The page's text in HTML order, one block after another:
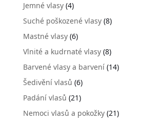
Jemné vlasy(4)
Suché poškozené vlasy(8)
Mastné vlasy(6)
Vlnité a kudrnaté vlasy(8)
Barvené vlasy a barvení(14)
Šedivění vlasů (6)
Padání vlasů (21)
Nemoci vlasů a pokožky(21)